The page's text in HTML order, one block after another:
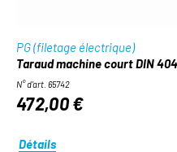
PG (filetage électrique)
Taraud machine court DIN
N° d'art. 65742
472,00 €
Détails